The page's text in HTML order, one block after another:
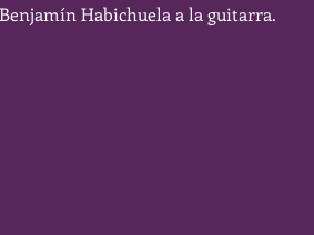
Habichuela a la guitarra.